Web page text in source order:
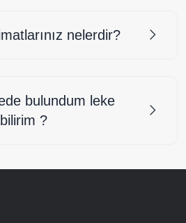
nelerdir?
bulundum leke
?